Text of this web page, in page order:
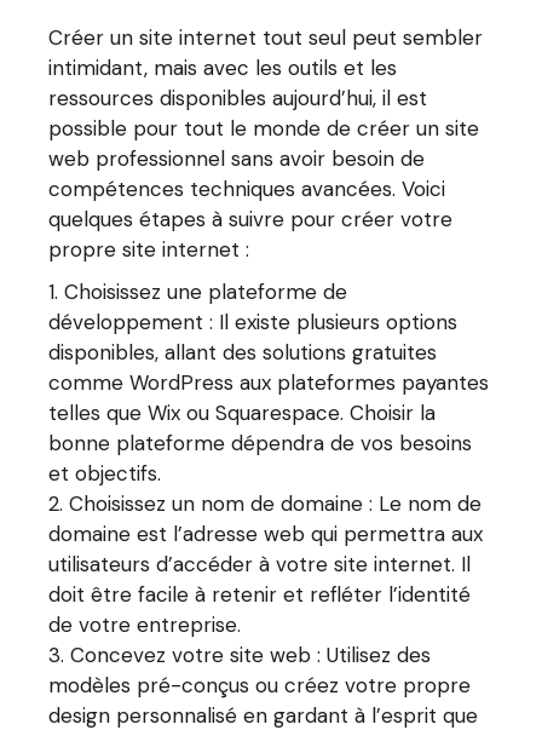
Créer un site internet tout seul peut sembler
intimidant, mais avec les outils et les
ressources disponibles aujourd’hui, il est
possible pour tout le monde de créer un site
web professionnel sans avoir besoin de
compétences techniques avancées. Voici
quelques étapes à suivre pour créer votre
propre site internet :
Choisissez une plateforme de
développement : Il existe plusieurs options
disponibles, allant des solutions gratuites
comme WordPress aux plateformes payantes
telles que Wix ou Squarespace. Choisir la
bonne plateforme dépendra de vos besoins
et objectifs.
Choisissez un nom de domaine : Le nom de
domaine est l’adresse web qui permettra aux
utilisateurs d’accéder à votre site internet. Il
doit être facile à retenir et refléter l’identité
de votre entreprise.
Concevez votre site web : Utilisez des
modèles pré-conçus ou créez votre propre
design personnalisé en gardant à l’esprit que